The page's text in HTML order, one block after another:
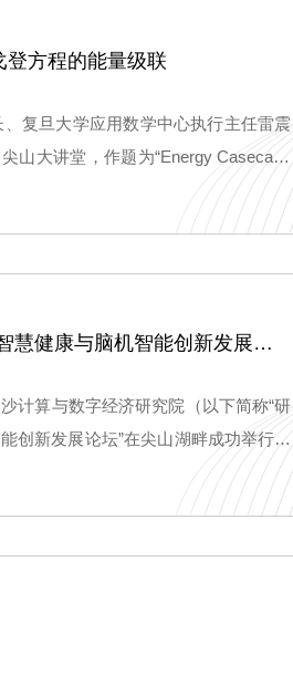
方程的能量级联
复旦大学应用数学中心执行主任雷震
山大讲堂，作题为“Energy Casecade
尖山论道｜我院成功举办首届“医工融合·尖山论道——湖南省智慧健康与脑机智能创新发展论坛”
计算与数字经济研究院（以下简称“研
创新发展论坛”在尖山湖畔成功举行。
医学部主任祝益民，湖南省科学技术
医院党委书记梁松岳，省内外医疗系